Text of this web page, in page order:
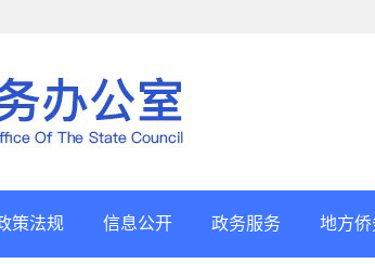
策法规 信息公开 政务服务 地方侨